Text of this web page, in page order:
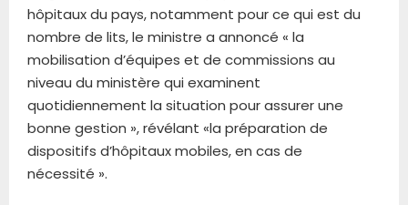
hôpitaux du pays, notamment pour ce qui est du
nombre de lits, le ministre a annoncé « la
mobilisation d’équipes et de commissions au
niveau du ministère qui examinent
quotidiennement la situation pour assurer une
bonne gestion », révélant «la préparation de
dispositifs d’hôpitaux mobiles, en cas de
nécessité ».